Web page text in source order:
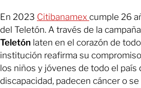
En 2023 Citibanamex cumple 26
del Teletón. A través de la campaña
Teletón laten en el corazón de
institución reafirma su
los niños y jóvenes de todo el país
discapacidad, padecen cáncer o